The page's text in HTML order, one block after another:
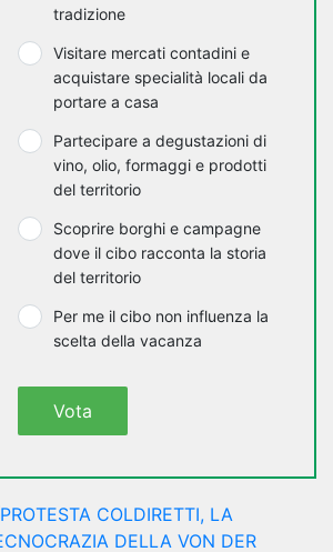
tradizione
Visitare mercati contadini e
acquistare specialità locali da
portare a casa
Partecipare a degustazioni di
vino, olio, formaggi e prodotti
del territorio
Scoprire borghi e campagne
dove il cibo racconta la storia
del territorio
Per me il cibo non influenza la
scelta della vacanza
Vota